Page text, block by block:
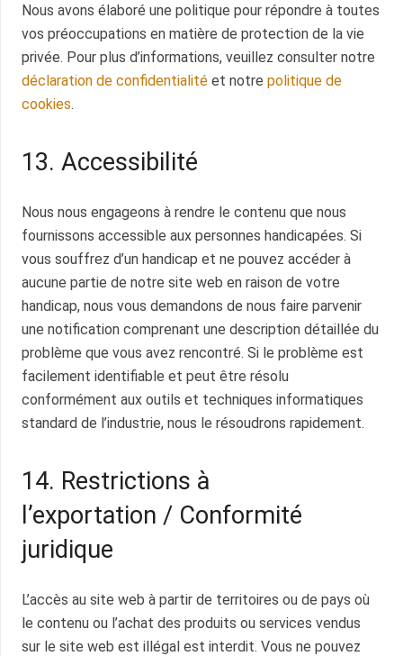
Nous avons élaboré une politique pour répondre à toutes
vos préoccupations en matière de protection de la vie
privée. Pour plus d’informations, veuillez consulter notre
déclaration de confidentialité et notre politique de
cookies.
13. Accessibilité
Nous nous engageons à rendre le contenu que nous
fournissons accessible aux personnes handicapées. Si
vous souffrez d’un handicap et ne pouvez accéder à
aucune partie de notre site web en raison de votre
handicap, nous vous demandons de nous faire parvenir
une notification comprenant une description détaillée du
problème que vous avez rencontré. Si le problème est
facilement identifiable et peut être résolu
conformément aux outils et techniques informatiques
standard de l’industrie, nous le résoudrons rapidement.
14. Restrictions à
l’exportation / Conformité
juridique
L’accès au site web à partir de territoires ou de pays où
le contenu ou l’achat des produits ou services vendus
sur le site web est illégal est interdit. Vous ne pouvez